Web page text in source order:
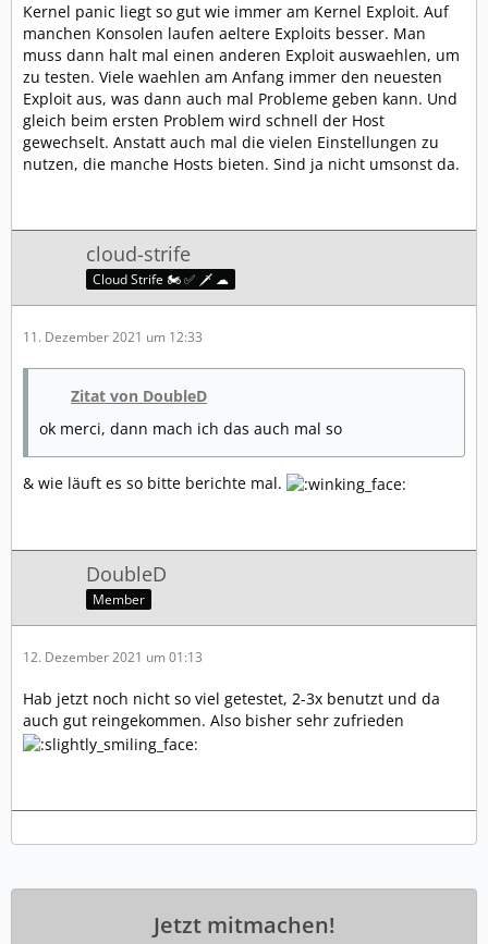
Kernel panic liegt so gut wie immer am Kernel Exploit. Auf
manchen Konsolen laufen aeltere Exploits besser. Man
muss dann halt mal einen anderen Exploit auswaehlen, um
zu testen. Viele waehlen am Anfang immer den neuesten
Exploit aus, was dann auch mal Probleme geben kann. Und
gleich beim ersten Problem wird schnell der Host
gewechselt. Anstatt auch mal die vielen Einstellungen zu
nutzen, die manche Hosts bieten. Sind ja nicht umsonst da.
cloud-strife
Cloud Strife 🏍️ ✅ 🗡️ ☁
11. Dezember 2021 um 12:33
Zitat von DoubleD
ok merci, dann mach ich das auch mal so
& wie läuft es so bitte berichte mal.
DoubleD
Member
12. Dezember 2021 um 01:13
Hab jetzt noch nicht so viel getestet, 2-3x benutzt und da
auch gut reingekommen. Also bisher sehr zufrieden
Jetzt mitmachen!